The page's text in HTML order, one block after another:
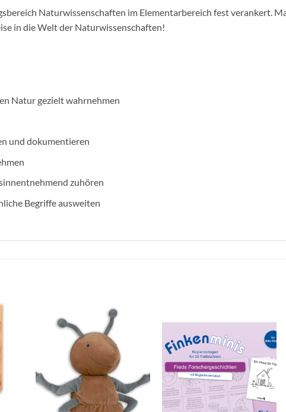
Naturwissenschaften im Elementarbereich fest verankert.
in die Welt der Naturwissenschaften!
Natur gezielt wahrnehmen
und dokumentieren
zuhören
Begriffe ausweiten